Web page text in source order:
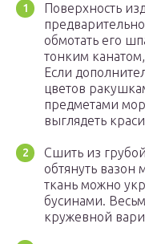
Поверхность
обмотать его
тонким
Если
цветов
предметами
выглядеть
Сшить из
обтянуть
ткань можно
бусинами.
кружевной